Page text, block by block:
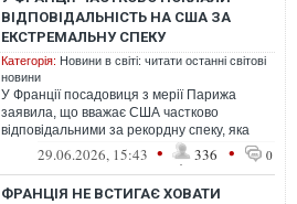
ВІДПОВІДАЛЬНІСТЬ НА США ЗА
ЕКСТРЕМАЛЬНУ СПЕКУ
Категорія: Новини в світі: читати останні світові
новини
У Франції посадовиця з мерії Парижа
заявила, що вважає США частково
відповідальними за рекордну спеку, яка
охопила європейський континент.
29.06.2026, 15:43 • 336 • 0
ФРАНЦІЯ НЕ ВСТИГАЄ ХОВАТИ